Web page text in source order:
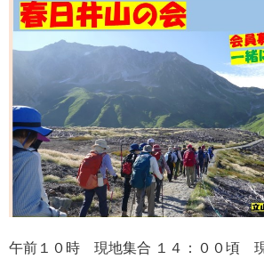
午前１０時 現地集合 １４：００頃